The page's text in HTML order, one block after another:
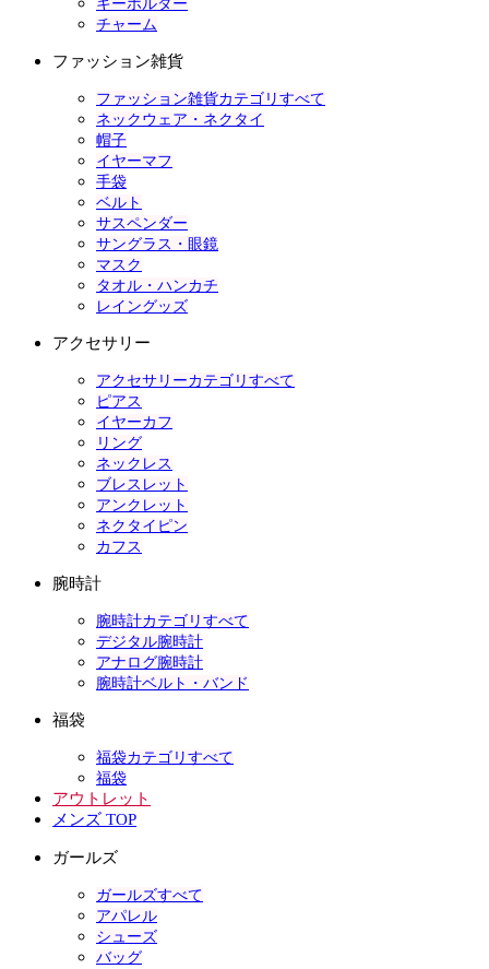
キーホルダー
チャーム
ファッション雑貨
ファッション雑貨カテゴリすべて
ネックウェア・ネクタイ
帽子
イヤーマフ
手袋
ベルト
サスペンダー
サングラス・眼鏡
マスク
タオル・ハンカチ
レイングッズ
アクセサリー
アクセサリーカテゴリすべて
ピアス
イヤーカフ
リング
ネックレス
ブレスレット
アンクレット
ネクタイピン
カフス
腕時計
腕時計カテゴリすべて
デジタル腕時計
アナログ腕時計
腕時計ベルト・バンド
福袋
福袋カテゴリすべて
福袋
アウトレット
メンズ TOP
ガールズ
ガールズすべて
アパレル
シューズ
バッグ